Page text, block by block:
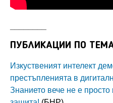
ПУБЛИКАЦИИ ПО
Изкуственият интелект
престъпленията в
Знанието вече не е